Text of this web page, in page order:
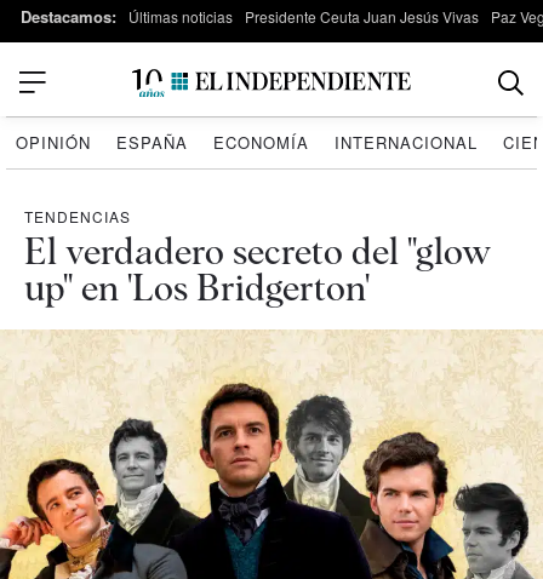
Destacamos: Últimas noticias Presidente Ceuta Juan Jesús Vivas Paz
OPINIÓN ESPAÑA ECONOMÍA INTERNACIONAL
TENDENCIAS
El verdadero secreto del "glow
up" en 'Los Bridgerton'